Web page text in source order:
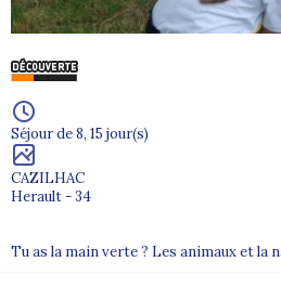
Séjour de 8, 15 jour(s)
CAZILHAC
Herault - 34
Tu as la main verte ? Les animaux et la